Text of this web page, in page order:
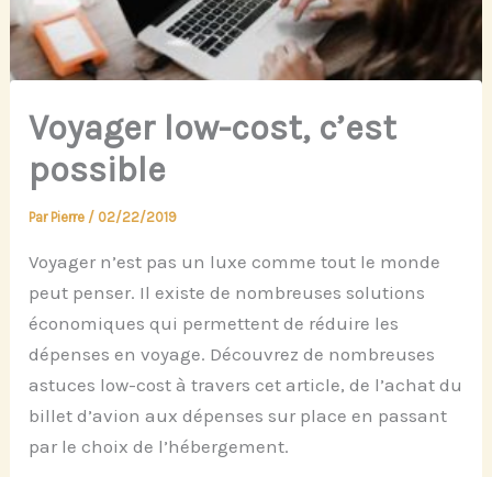
Voyager low-cost, c’est
possible
Par Pierre / 02/22/2019
Voyager n’est pas un luxe comme tout le monde
peut penser. Il existe de nombreuses solutions
économiques qui permettent de réduire les
dépenses en voyage. Découvrez de nombreuses
astuces low-cost à travers cet article, de l’achat du
billet d’avion aux dépenses sur place en passant
par le choix de l’hébergement.